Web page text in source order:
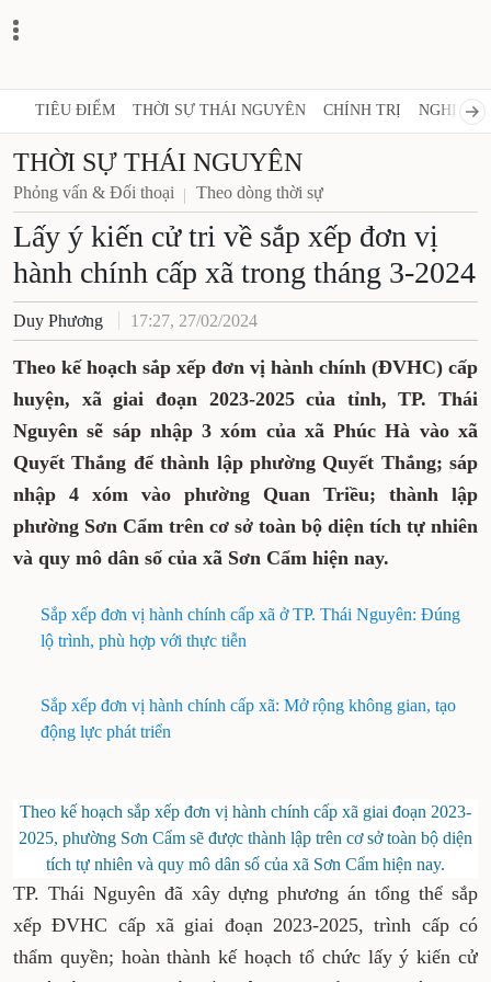
TIÊU ĐIỂM THỜI SỰ THÁI NGUYÊN CHÍNH TRỊ NGHỊ
THỜI SỰ THÁI NGUYÊN
Phỏng vấn & Đối thoại Theo dòng thời sự
Lấy ý kiến cử tri về sắp xếp đơn vị
hành chính cấp xã trong tháng 3-2024
Duy Phương 17:27, 27/02/2024
Theo kế hoạch sắp xếp đơn vị hành chính (ĐVHC) cấp
huyện, xã giai đoạn 2023-2025 của tỉnh, TP. Thái
Nguyên sẽ sáp nhập 3 xóm của xã Phúc Hà vào xã
Quyết Thắng để thành lập phường Quyết Thắng; sáp
nhập 4 xóm vào phường Quan Triều; thành lập
phường Sơn Cẩm trên cơ sở toàn bộ diện tích tự nhiên
và quy mô dân số của xã Sơn Cẩm hiện nay.
Sắp xếp đơn vị hành chính cấp xã ở TP. Thái Nguyên: Đúng
lộ trình, phù hợp với thực tiễn
Sắp xếp đơn vị hành chính cấp xã: Mở rộng không gian, tạo
động lực phát triển
Theo kế hoạch sắp xếp đơn vị hành chính cấp xã giai đoạn 2023-
2025, phường Sơn Cẩm sẽ được thành lập trên cơ sở toàn bộ diện
tích tự nhiên và quy mô dân số của xã Sơn Cẩm hiện nay.
TP. Thái Nguyên đã xây dựng phương án tổng thể sắp
xếp ĐVHC cấp xã giai đoạn 2023-2025, trình cấp có
thẩm quyền; hoàn thành kế hoạch tổ chức lấy ý kiến cử